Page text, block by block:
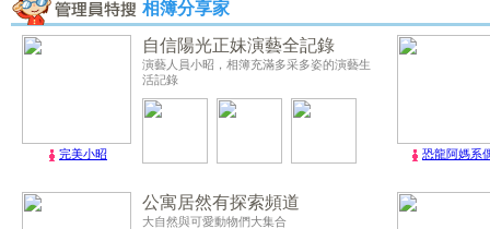
相簿分享家
完美小昭
自信陽光正妹演藝全記錄
演藝人員小昭，相簿充滿多采多姿的演藝生
活記錄
恐龍阿媽系
公寓居然有探索頻道
大自然與可愛動物們大集合